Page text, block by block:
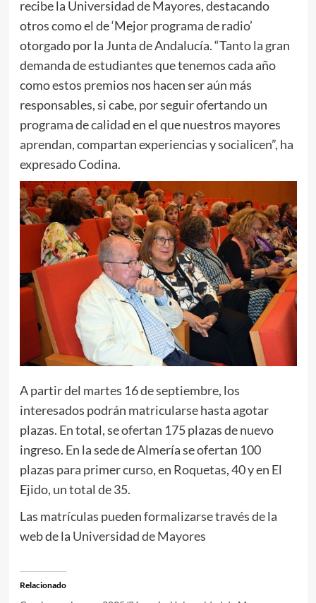
recibe la Universidad de Mayores, destacando
otros como el de ‘Mejor programa de radio’
otorgado por la Junta de Andalucía. “Tanto la gran
demanda de estudiantes que tenemos cada año
como estos premios nos hacen ser aún más
responsables, si cabe, por seguir ofertando un
programa de calidad en el que nuestros mayores
aprendan, compartan experiencias y socialicen”, ha
expresado Codina.
A partir del martes 16 de septiembre, los
interesados podrán matricularse hasta agotar
plazas. En total, se ofertan 175 plazas de nuevo
ingreso. En la sede de Almería se ofertan 100
plazas para primer curso, en Roquetas, 40 y en El
Ejido, un total de 35.
Las matrículas pueden formalizarse través de la
web de la Universidad de Mayores
Relacionado